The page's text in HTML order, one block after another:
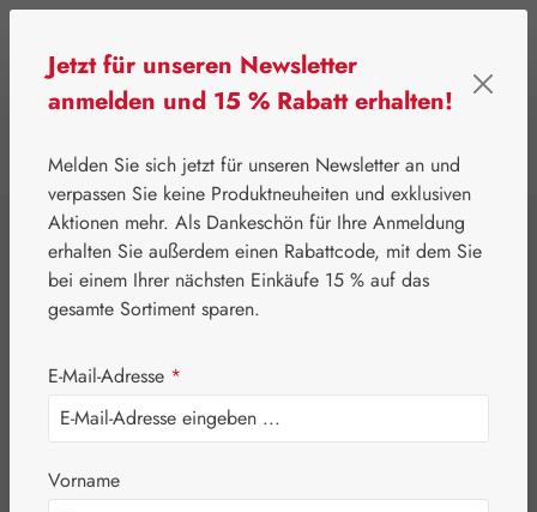
⌂ Pater Severin Naturprodukte Teemischungen
Bronchial-T St.
Severin
Jetzt für unseren Newsletter
anmelden und 15 % Rabatt erhalten!
Melden Sie sich jetzt für unseren Newsletter an und
verpassen Sie keine Produktneuheiten und exklusiven
Aktionen mehr. Als Dankeschön für Ihre Anmeldung
erhalten Sie außerdem einen Rabattcode, mit dem Sie
bei einem Ihrer nächsten Einkäufe 15 % auf das
gesamte Sortiment sparen.
E-Mail-Adresse *
Vorname